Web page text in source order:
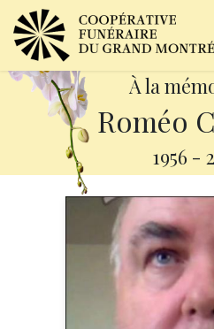
À la
Roméo
1956 -